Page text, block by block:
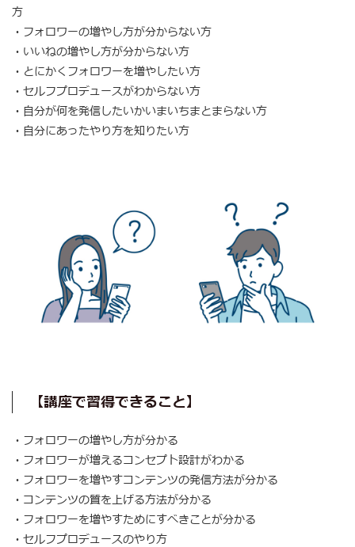
方
・フォロワーの増やし方が分からない方
・いいねの増やし方が分からない方
・とにかくフォロワーを増やしたい方
・セルフプロデュースがわからない方
・自分が何を発信したいかいまいちまとまらない方
・自分にあったやり方を知りたい方
【講座で習得できること】
・フォロワーの増やし方が分かる
・フォロワーが増えるコンセプト設計がわかる
・フォロワーを増やすコンテンツの発信方法が分かる
・コンテンツの質を上げる方法が分かる
・フォロワーを増やすためにすべきことが分かる
・セルフプロデュースのやり方